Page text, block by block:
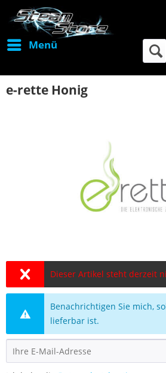
Menü
e-rette Honig
Dieser Artikel steht derzeit
Benachrichtigen Sie mich,
lieferbar ist.